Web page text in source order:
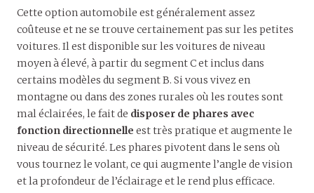
Cette option automobile est généralement assez
coûteuse et ne se trouve certainement pas sur les petites
voitures. Il est disponible sur les voitures de niveau
moyen à élevé, à partir du segment C et inclus dans
certains modèles du segment B. Si vous vivez en
montagne ou dans des zones rurales où les routes sont
mal éclairées, le fait de disposer de phares avec
fonction directionnelle est très pratique et augmente le
niveau de sécurité. Les phares pivotent dans le sens où
vous tournez le volant, ce qui augmente l’angle de vision
et la profondeur de l’éclairage et le rend plus efficace.